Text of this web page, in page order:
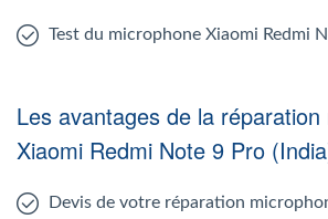
Test du microphone Xiaomi Redmi
Les avantages de la
Xiaomi Redmi Note 9 Pro
Devis de votre réparation